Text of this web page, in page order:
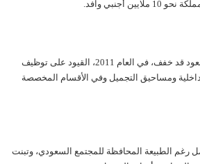
وكان العاهل السعودي الراحل الملك عبدالله بن عبدالعزيز آل سعود قد خفف، في العام 2011، القيود على توظيف
ومساحيق التجميل وفي الأقسام المخصصة
الطبيعة المحافظة للمجتمع السعودي، وتبنت